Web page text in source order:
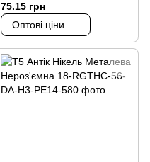
75.15 грн
Оптові ціни